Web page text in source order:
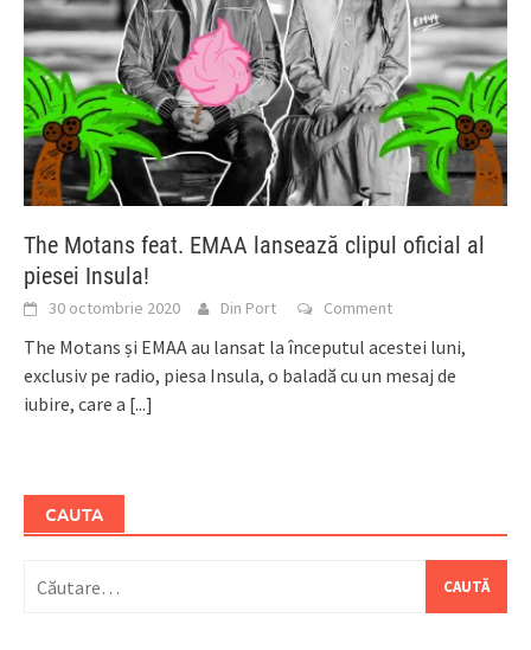
The Motans feat. EMAA lansează clipul oficial al
piesei Insula!
30 octombrie 2020 Din Port Comment
The Motans și EMAA au lansat la începutul acestei luni,
exclusiv pe radio, piesa Insula, o baladă cu un mesaj de
iubire, care a [...]
CAUTA
după: